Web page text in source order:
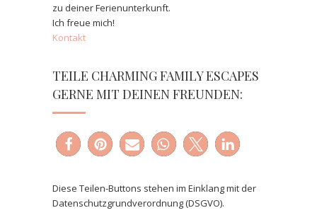
zu deiner Ferienunterkunft.
Ich freue mich!
Kontakt
TEILE CHARMING FAMILY ESCAPES
GERNE MIT DEINEN FREUNDEN:
Diese Teilen-Buttons stehen im Einklang mit der
Datenschutzgrundverordnung (DSGVO).